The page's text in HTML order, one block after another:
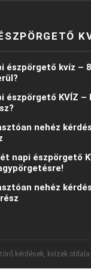
észpörgető kvíz –
észpörgető KVÍZ –
nehéz
napi észpörgető
nehéz
kérdések, kvízek oldala